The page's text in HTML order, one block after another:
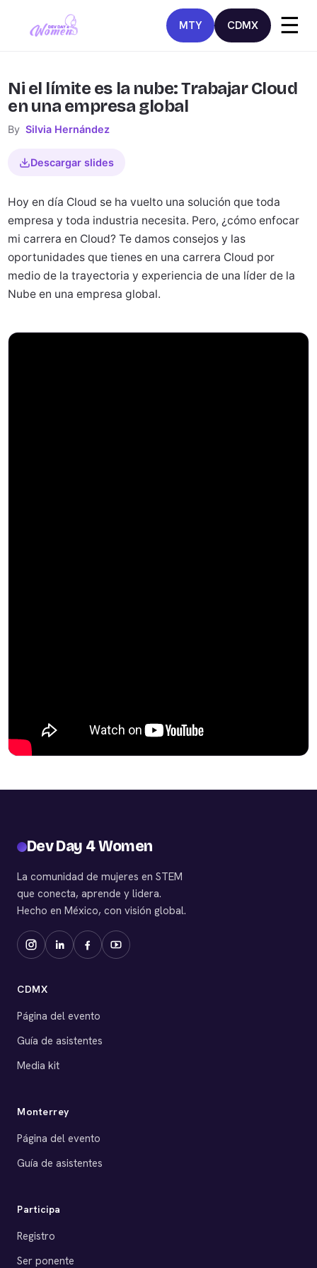
MTY CDMX ☰
Ni el límite es la nube: Trabajar Cloud
en una empresa global
By Silvia Hernández
Descargar slides
Hoy en día Cloud se ha vuelto una solución que toda
empresa y toda industria necesita. Pero, ¿cómo enfocar
mi carrera en Cloud? Te damos consejos y las
oportunidades que tienes en una carrera Cloud por
medio de la trayectoria y experiencia de una líder de la
Nube en una empresa global.
Dev Day 4 Women
La comunidad de mujeres en STEM
que conecta, aprende y lidera.
Hecho en México, con visión global.
CDMX
Página del evento
Guía de asistentes
Media kit
Monterrey
Página del evento
Guía de asistentes
Participa
Registro
Ser ponente